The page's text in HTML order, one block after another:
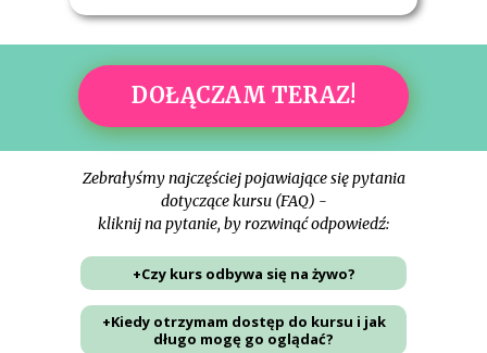
DOŁĄCZAM TERAZ!
Zebrałyśmy najczęściej pojawiające się pytania
dotyczące kursu (FAQ) -
kliknij na pytanie, by rozwinąć odpowiedź:
+Czy kurs odbywa się na żywo?
+Kiedy otrzymam dostęp do kursu i jak
długo mogę go oglądać?